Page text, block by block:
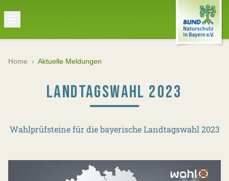
Home › Aktuelle Meldungen
LANDTAGSWAHL 2023
Wahlprüfsteine für die bayerische Landtagswahl 2023